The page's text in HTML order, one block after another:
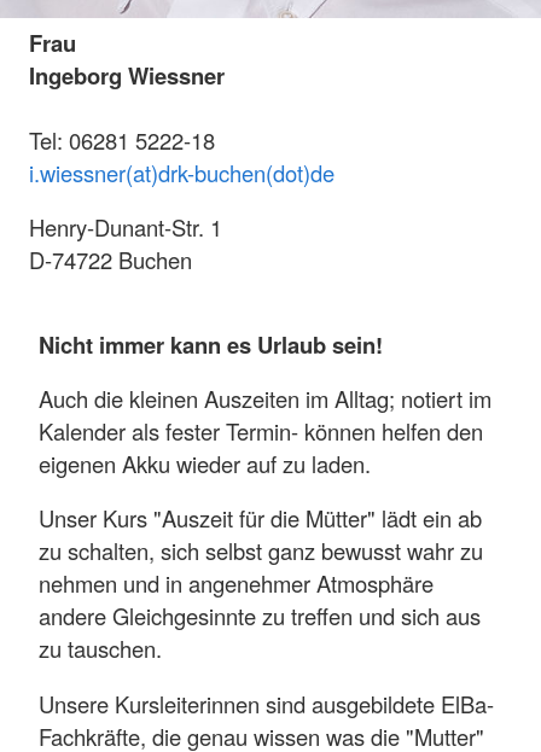
Frau
Ingeborg Wiessner
Tel: 06281 5222-18
i.wiessner(at)drk-buchen(dot)de
Henry-Dunant-Str. 1
D-74722 Buchen
Nicht immer kann es Urlaub sein!
Auch die kleinen Auszeiten im Alltag; notiert im
Kalender als fester Termin- können helfen den
eigenen Akku wieder auf zu laden.
Unser Kurs "Auszeit für die Mütter" lädt ein ab
zu schalten, sich selbst ganz bewusst wahr zu
nehmen und in angenehmer Atmosphäre
andere Gleichgesinnte zu treffen und sich aus
zu tauschen.
Unsere Kursleiterinnen sind ausgebildete ElBa-
Fachkräfte, die genau wissen was die "Mutter"